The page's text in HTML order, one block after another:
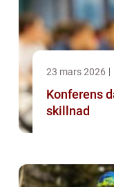
23 mars 2026
Konferens dalarna
skillnad